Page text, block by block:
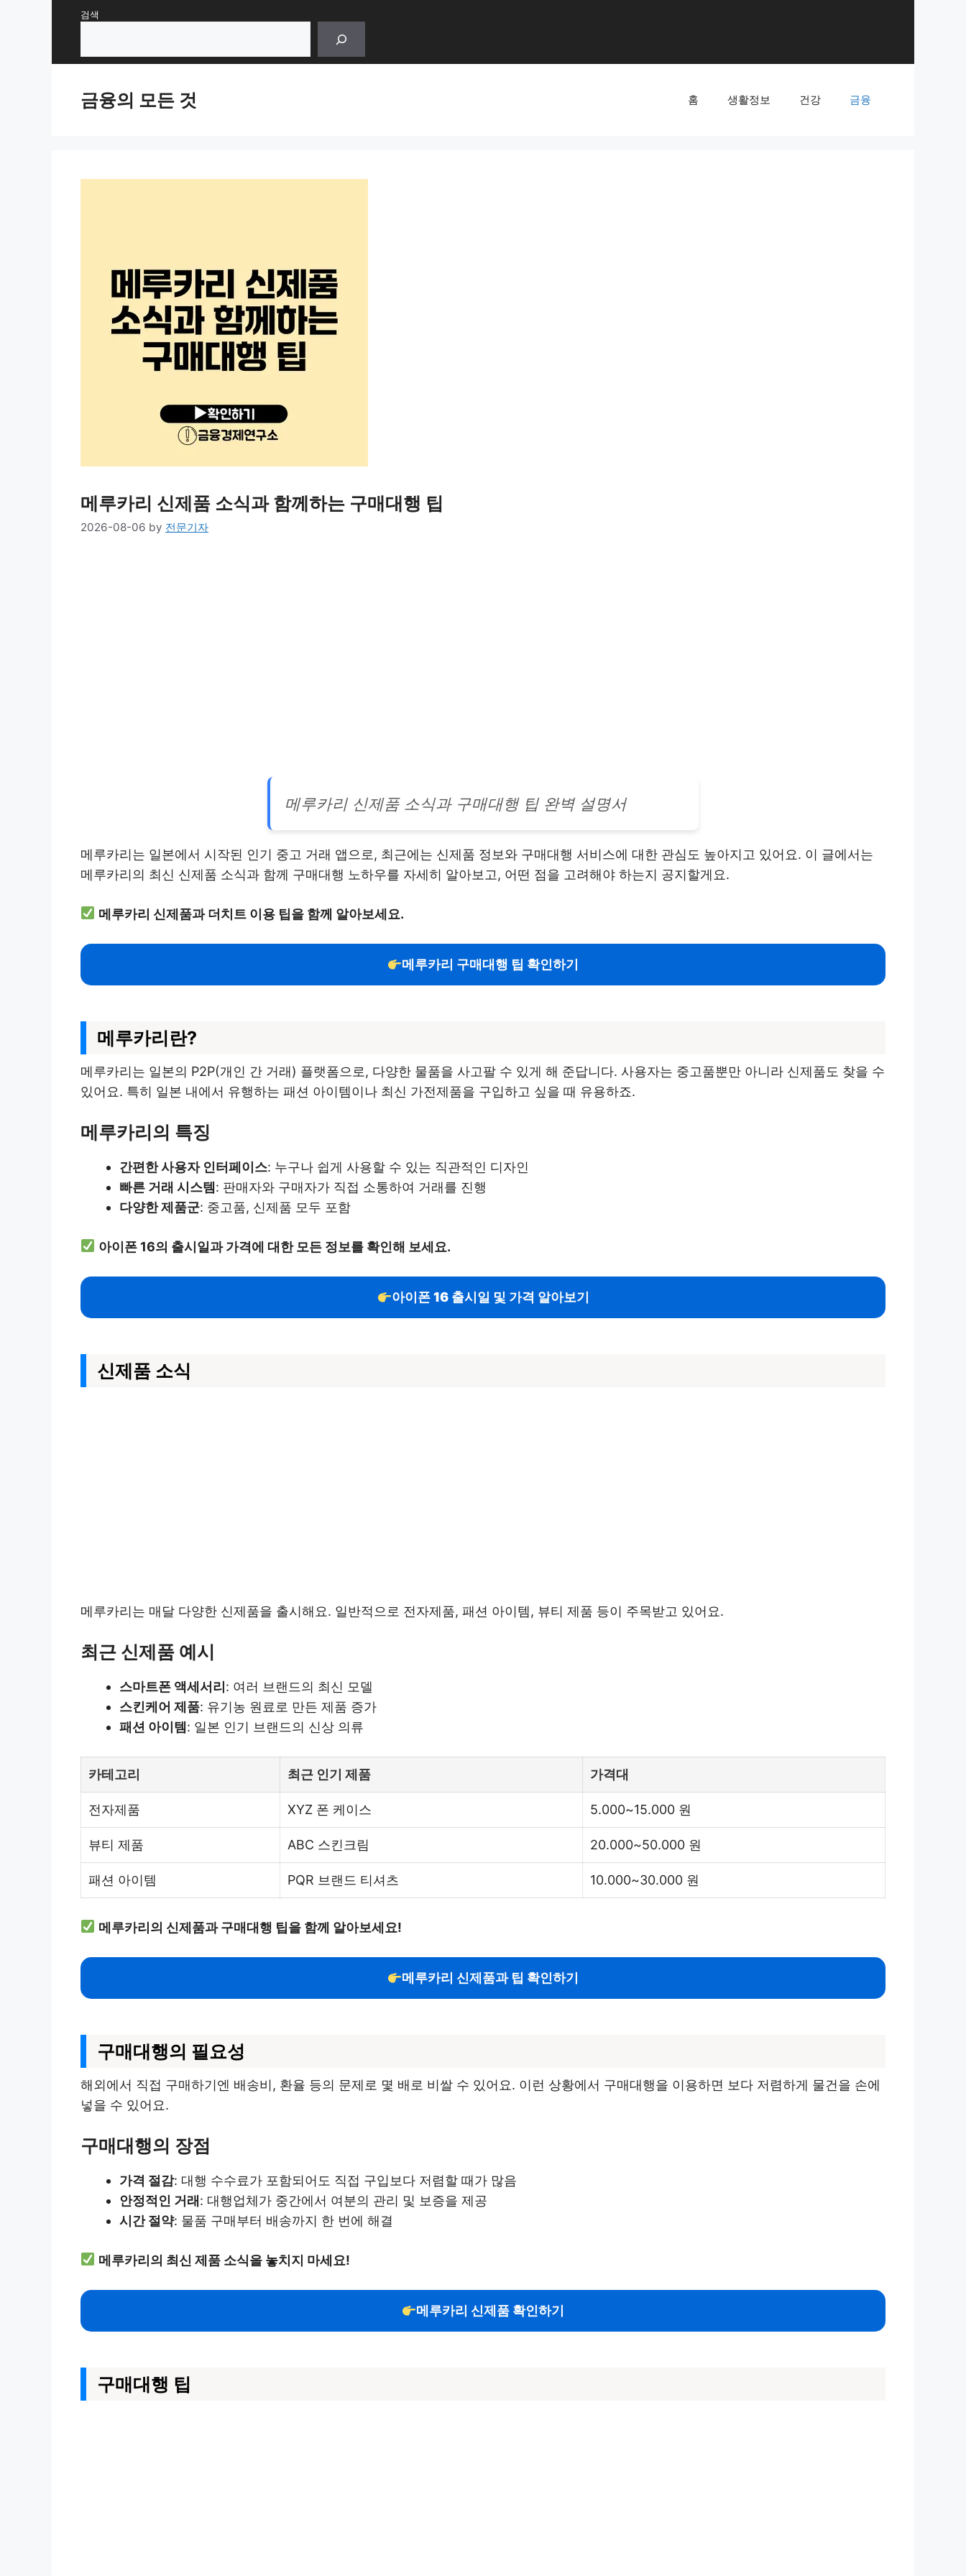
검색
금융의 모든 것 홈 생활정보 건강 금융
메루카리 신제품 소식과 함께하는 구매대행 팁
2026-08-06 by 전문기자
메루카리 신제품 소식과 구매대행 팁 완벽 설명서
메루카리는 일본에서 시작된 인기 중고 거래 앱으로, 최근에는 신제품 정보와 구매대행 서비스에 대한 관심도 높아지고 있어요. 이 글에서는
메루카리의 최신 신제품 소식과 함께 구매대행 노하우를 자세히 알아보고, 어떤 점을 고려해야 하는지 공지할게요.
메루카리 신제품과 더치트 이용 팁을 함께 알아보세요.
메루카리 구매대행 팁 확인하기
메루카리란?
메루카리는 일본의 P2P(개인 간 거래) 플랫폼으로, 다양한 물품을 사고팔 수 있게 해 준답니다. 사용자는 중고품뿐만 아니라 신제품도 찾을 수
있어요. 특히 일본 내에서 유행하는 패션 아이템이나 최신 가전제품을 구입하고 싶을 때 유용하죠.
메루카리의 특징
간편한 사용자 인터페이스: 누구나 쉽게 사용할 수 있는 직관적인 디자인
빠른 거래 시스템: 판매자와 구매자가 직접 소통하여 거래를 진행
다양한 제품군: 중고품, 신제품 모두 포함
아이폰 16의 출시일과 가격에 대한 모든 정보를 확인해 보세요.
아이폰 16 출시일 및 가격 알아보기
신제품 소식
메루카리는 매달 다양한 신제품을 출시해요. 일반적으로 전자제품, 패션 아이템, 뷰티 제품 등이 주목받고 있어요.
최근 신제품 예시
스마트폰 액세서리: 여러 브랜드의 최신 모델
스킨케어 제품: 유기농 원료로 만든 제품 증가
패션 아이템: 일본 인기 브랜드의 신상 의류
카테고리 최근 인기 제품 가격대
전자제품 XYZ 폰 케이스 5.000~15.000 원
뷰티 제품 ABC 스킨크림 20.000~50.000 원
패션 아이템 PQR 브랜드 티셔츠 10.000~30.000 원
메루카리의 신제품과 구매대행 팁을 함께 알아보세요!
메루카리 신제품과 팁 확인하기
구매대행의 필요성
해외에서 직접 구매하기엔 배송비, 환율 등의 문제로 몇 배로 비쌀 수 있어요. 이런 상황에서 구매대행을 이용하면 보다 저렴하게 물건을 손에
넣을 수 있어요.
구매대행의 장점
가격 절감: 대행 수수료가 포함되어도 직접 구입보다 저렴할 때가 많음
안정적인 거래: 대행업체가 중간에서 여분의 관리 및 보증을 제공
시간 절약: 물품 구매부터 배송까지 한 번에 해결
메루카리의 최신 제품 소식을 놓치지 마세요!
메루카리 신제품 확인하기
구매대행 팁